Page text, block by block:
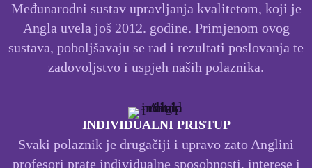
Međunarodni sustav upravljanja kvalitetom, koji je
Angla uvela još 2012. godine. Primjenom ovog
sustava, poboljšavaju se rad i rezultati poslovanja te
zadovoljstvo i uspjeh naših polaznika.
INDIVIDUALNI PRISTUP
Svaki polaznik je drugačiji i upravo zato Anglini
profesori prate individualne sposobnosti, interese i